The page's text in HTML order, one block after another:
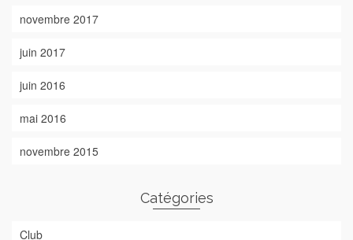
novembre 2017
juin 2017
juin 2016
mai 2016
novembre 2015
Catégories
Club